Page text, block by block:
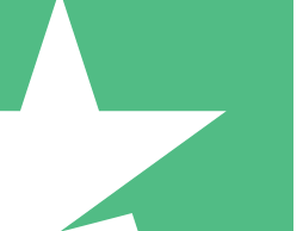
Individuales
de descarga. Sin compromiso
00